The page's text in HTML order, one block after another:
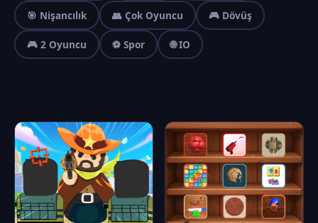
🎯 Nişancılık 👥 Çok Oyuncu 🎮 Dövüş
🎮 2 Oyuncu ⚽ Spor 🌐 IO